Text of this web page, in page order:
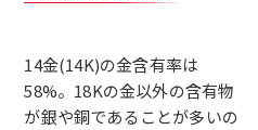
14金(14K)の金含有率は
58%。18Kの金以外の含有物
が銀や銅であることが多いの